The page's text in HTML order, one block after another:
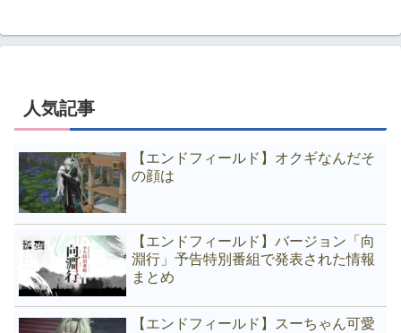
人気記事
【エンドフィールド】オクギなんだそ
の顔は
【エンドフィールド】バージョン「向
淵行」予告特別番組で発表された情報
まとめ
【エンドフィールド】スーちゃん可愛